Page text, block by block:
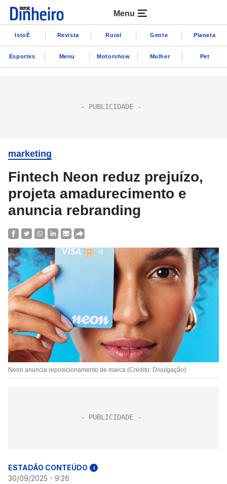
Menu
IstoÉ Revista Rural Gente Planeta
Esportes Menu Motorshow Mulher Pet
marketing
Fintech Neon reduz prejuízo,
projeta amadurecimento e
anuncia rebranding
Neon anuncia reposicionamento de marca (Crédito: Divulgação)
ESTADÃO CONTEÚDO i
30/09/2025 - 9:26